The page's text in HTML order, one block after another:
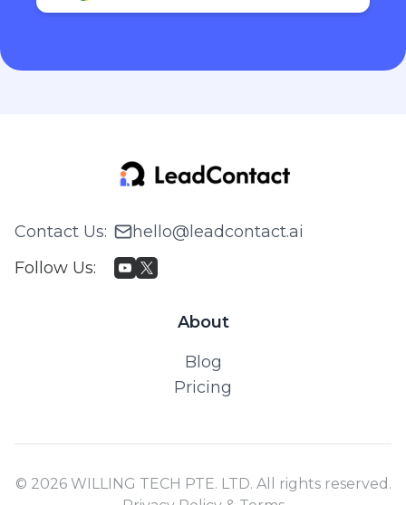
Contact Us:
hello@leadcontact.ai
Follow Us:
About
Blog
Pricing
© 2026 WILLING TECH PTE. LTD. All rights reserved.